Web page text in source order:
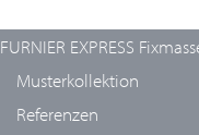
FURNIER EXPRESS
Musterkollektion
Referenzen